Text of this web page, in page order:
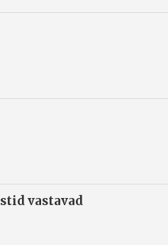
vastavad